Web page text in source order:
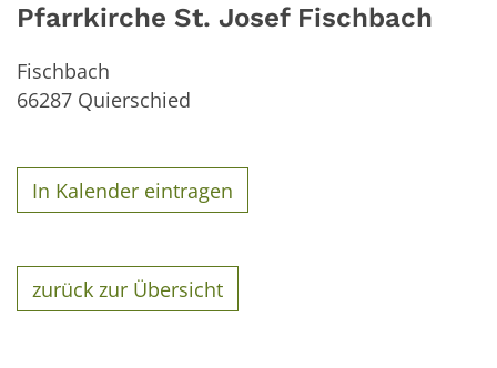
Pfarrkirche St. Josef Fischbach
Fischbach
66287 Quierschied
In Kalender eintragen
zurück zur Übersicht